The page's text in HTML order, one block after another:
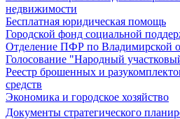
недвижимости
Бесплатная юридическая помощь
Городской фонд социальной
Отделение ПФР по Владимирской
Голосование "Народный
Реестр брошенных и
средств
Экономика и городское хозяйство
Документы стратегического